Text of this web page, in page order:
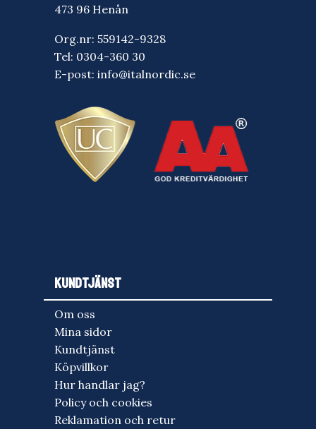
473 96 Henån
Org.nr: 559142-9328
Tel: 0304-360 30
E-post: info@italnordic.se
KUNDTJÄNST
Om oss
Mina sidor
Kundtjänst
Köpvillkor
Hur handlar jag?
Policy och cookies
Reklamation och retur